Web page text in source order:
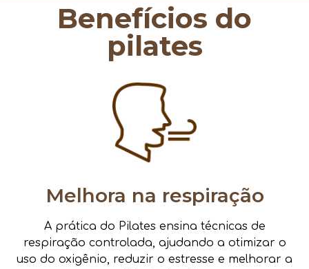
Benefícios do
pilates
Melhora na respiração
A prática do Pilates ensina técnicas de
respiração controlada, ajudando a otimizar o
uso do oxigênio, reduzir o estresse e melhorar a